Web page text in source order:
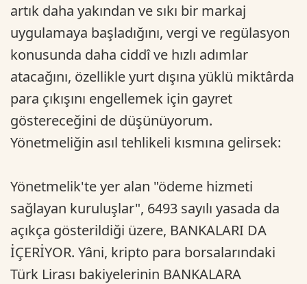
artık daha yakından ve sıkı bir markaj
uygulamaya başladığını, vergi ve regülasyon
konusunda daha ciddî ve hızlı adımlar
atacağını, özellikle yurt dışına yüklü miktârda
para çıkışını engellemek için gayret
göstereceğini de düşünüyorum.
Yönetmeliğin asıl tehlikeli kısmına gelirsek:
Yönetmelik'te yer alan "ödeme hizmeti
sağlayan kuruluşlar", 6493 sayılı yasada da
açıkça gösterildiği üzere, BANKALARI DA
İÇERİYOR. Yâni, kripto para borsalarındaki
Türk Lirası bakiyelerinin BANKALARA